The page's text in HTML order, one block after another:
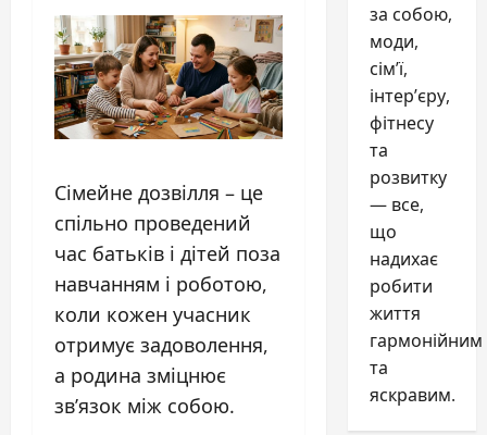
Сімейне дозвілля – це
спільно проведений
час батьків і дітей поза
навчанням і роботою,
коли кожен учасник
отримує задоволення,
а родина зміцнює
зв’язок між собою.
за собою,
моди,
сім’ї,
інтер’єру,
фітнесу
та
розвитку
— все,
що
надихає
робити
життя
гармонійним
та
яскравим.